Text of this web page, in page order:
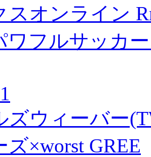
スオンライン
ワフルサッカ
ズウィーバー
ズ×worst GREE